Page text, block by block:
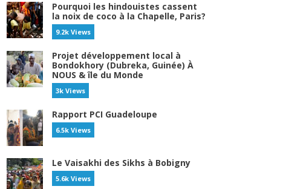
Pourquoi les hindouistes cassent
la noix de coco à la Chapelle, Paris?
9.2k Views
Projet développement local à
Bondokhory (Dubreka, Guinée) À
NOUS & île du Monde
3k Views
Rapport PCI Guadeloupe
6.5k Views
Le Vaisakhi des Sikhs à Bobigny
5.6k Views